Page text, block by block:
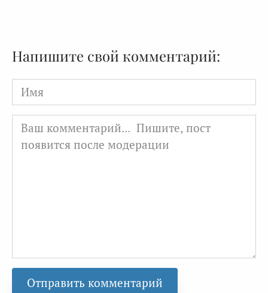
Напишите свой комментарий:
Имя